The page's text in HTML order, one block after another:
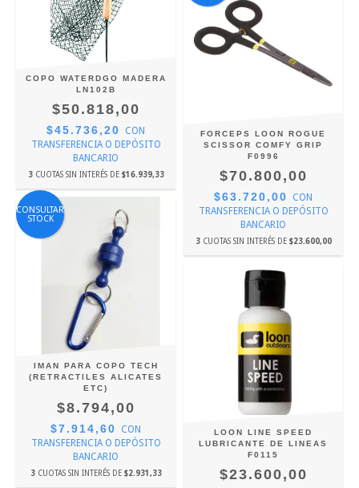
COPO WATERDGO MADERA
LN102B
$50.818,00
$45.736,20
CON
TRANSFERENCIA O DEPÓSITO
BANCARIO
3 CUOTAS SIN INTERÉS DE $16.939,33
CONSULTAR
STOCK
IMAN PARA COPO TECH
(RETRACTILES ALICATES
ETC)
$8.794,00
$7.914,60
CON
TRANSFERENCIA O DEPÓSITO
BANCARIO
3 CUOTAS SIN INTERÉS DE $2.931,33
FORCEPS LOON ROGUE
SCISSOR COMFY GRIP
F0996
$70.800,00
$63.720,00
CON
TRANSFERENCIA O DEPÓSITO
BANCARIO
3 CUOTAS SIN INTERÉS DE $23.600,00
LOON LINE SPEED
LUBRICANTE DE LINEAS
F0115
$23.600,00